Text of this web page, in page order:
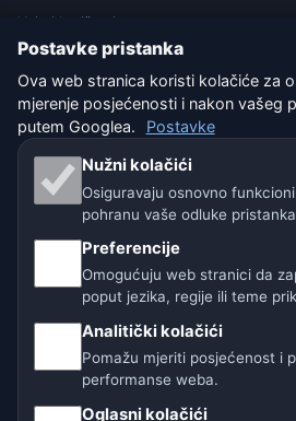
Uvjeti korištenja
Isključenje odgovornosti
Pomažemo životinjama
Sitemap
Naše vremenske
🇨🇿 Češka 🇭🇷 Hrvatska
🇩🇪🇦🇹🇨🇭 Njemačka /
Postavke pristanka
Ova web stranica koristi kolačiće za
mjerenje posjećenosti i nakon vašeg
putem Googlea.
Postavke
Nužni kolačići
Osiguravaju osnovno
pohranu vaše odluke
Preferencije
Omogućuju web stranici da
poput jezika, regije ili teme
Analitički kolačići
Pomažu mjeriti posjećenost i
performanse weba.
Oglasni kolačići